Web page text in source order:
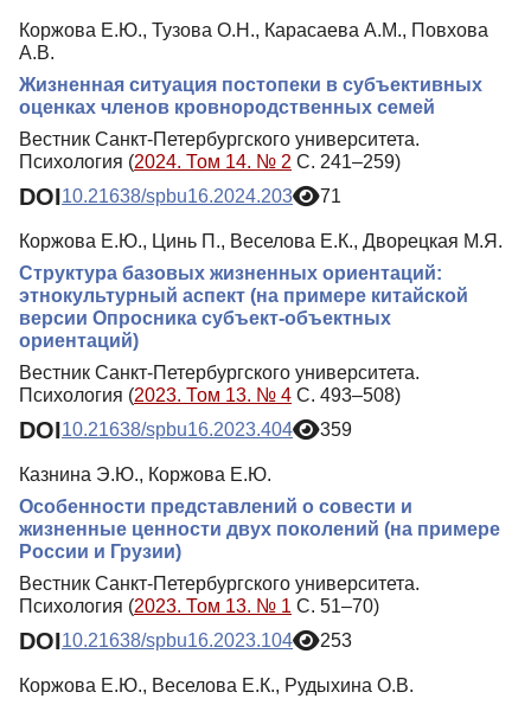
Коржова Е.Ю., Тузова О.Н., Карасаева А.М., Повхова
А.В.
Жизненная ситуация постопеки в субъективных
оценках членов кровнородственных семей
Вестник Санкт-Петербургского университета.
Психология (2024. Том 14. № 2 С. 241–259)
DOI10.21638/spbu16.2024.203 71
Коржова Е.Ю., Цинь П., Веселова Е.К., Дворецкая М.Я.
Структура базовых жизненных ориентаций:
этнокультурный аспект (на примере китайской
версии Опросника субъект-объектных
ориентаций)
Вестник Санкт-Петербургского университета.
Психология (2023. Том 13. № 4 С. 493–508)
DOI10.21638/spbu16.2023.404 359
Казнина Э.Ю., Коржова Е.Ю.
Особенности представлений о совести и
жизненные ценности двух поколений (на примере
России и Грузии)
Вестник Санкт-Петербургского университета.
Психология (2023. Том 13. № 1 С. 51–70)
DOI10.21638/spbu16.2023.104 253
Коржова Е.Ю., Веселова Е.К., Рудыхина О.В.